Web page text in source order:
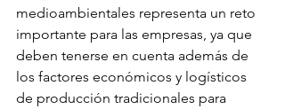
medioambientales representa un reto
importante para las empresas, ya que
deben tenerse en cuenta además de
los factores económicos y logísticos
de producción tradicionales para